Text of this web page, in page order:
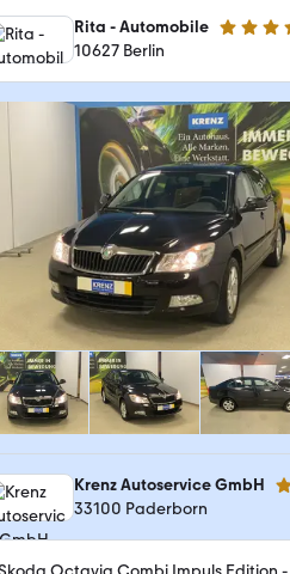
Rita - Automobile 4.8
10627 Berlin
Krenz Autoservice GmbH
33100 Paderborn